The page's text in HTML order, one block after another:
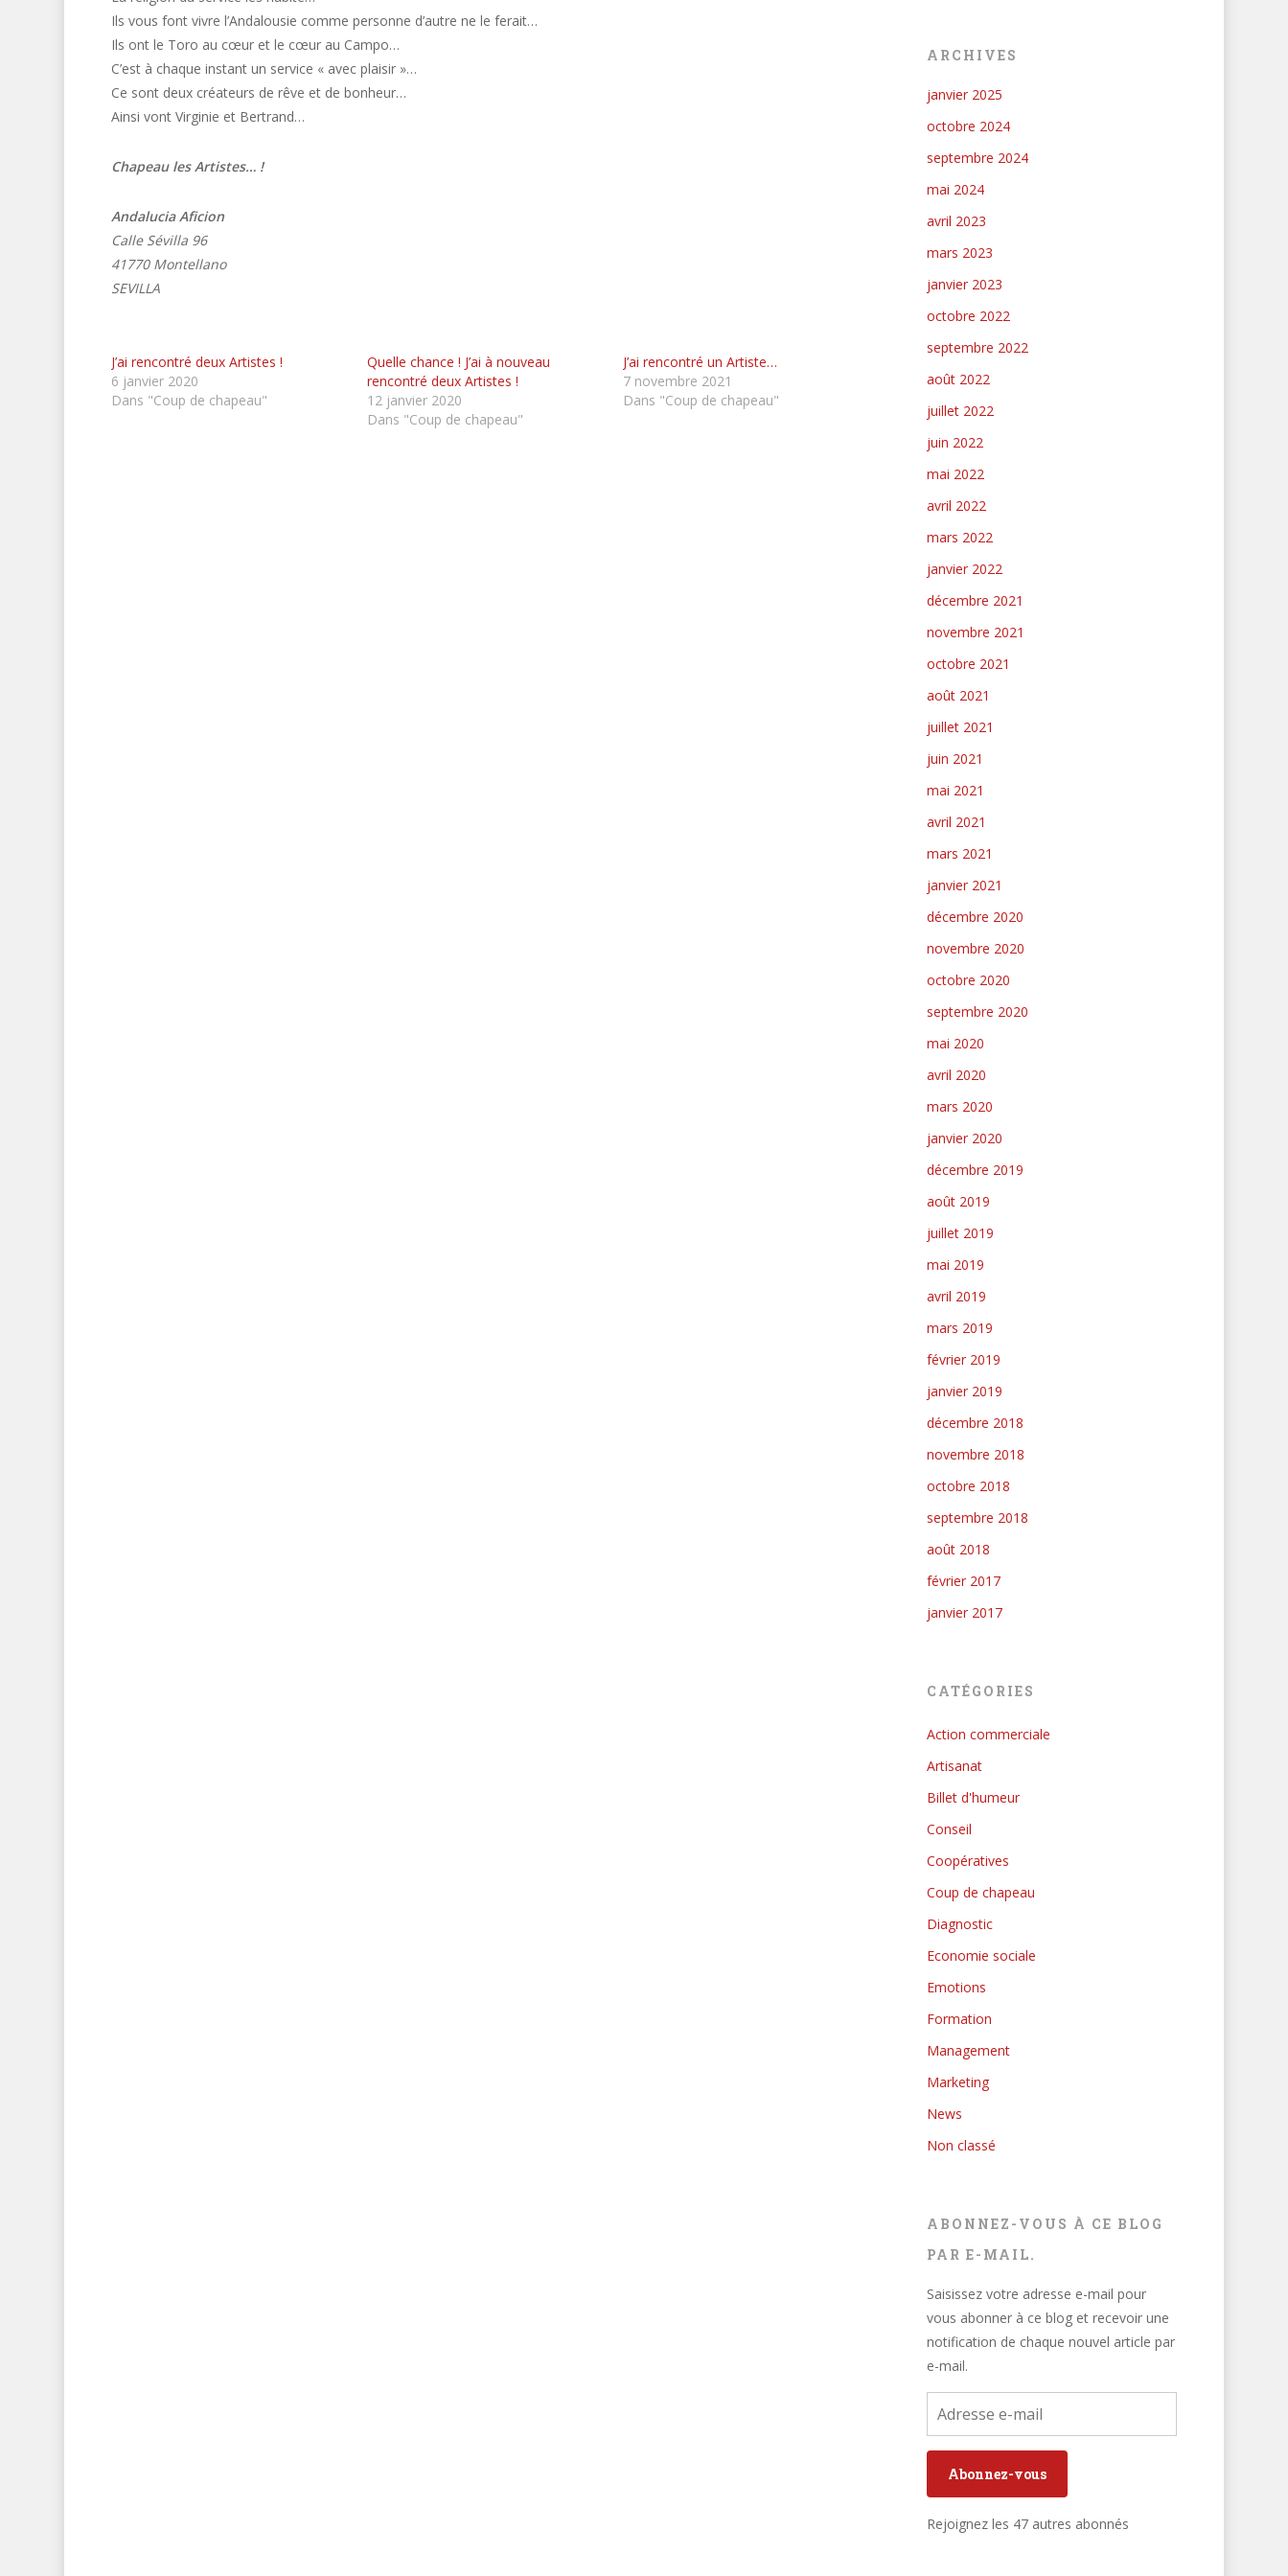
Ils vous font vivre l’Andalousie comme personne d’autre ne le ferait…
Ils ont le Toro au cœur et le cœur au Campo…
C’est à chaque instant un service « avec plaisir »…
Ce sont deux créateurs de rêve et de bonheur…
Ainsi vont Virginie et Bertrand…
Chapeau les Artistes… !
Andalucia Aficion
Calle Sévilla 96
41770 Montellano
SEVILLA
J’ai rencontré deux Artistes !
6 janvier 2020
Dans "Coup de chapeau"
Quelle chance ! J’ai à nouveau
rencontré deux Artistes !
12 janvier 2020
Dans "Coup de chapeau"
J’ai rencontré un Artiste…
7 novembre 2021
Dans "Coup de chapeau"
ARCHIVES
janvier 2025
octobre 2024
septembre 2024
mai 2024
avril 2023
mars 2023
janvier 2023
octobre 2022
septembre 2022
août 2022
juillet 2022
juin 2022
mai 2022
avril 2022
mars 2022
janvier 2022
décembre 2021
novembre 2021
octobre 2021
août 2021
juillet 2021
juin 2021
mai 2021
avril 2021
mars 2021
janvier 2021
décembre 2020
novembre 2020
octobre 2020
septembre 2020
mai 2020
avril 2020
mars 2020
janvier 2020
décembre 2019
août 2019
juillet 2019
mai 2019
avril 2019
mars 2019
février 2019
janvier 2019
décembre 2018
novembre 2018
octobre 2018
septembre 2018
août 2018
février 2017
janvier 2017
CATÉGORIES
Action commerciale
Artisanat
Billet d'humeur
Conseil
Coopératives
Coup de chapeau
Diagnostic
Economie sociale
Emotions
Formation
Management
Marketing
News
Non classé
ABONNEZ-VOUS À CE BLOG
PAR E-MAIL.
Saisissez votre adresse e-mail pour
vous abonner à ce blog et recevoir une
notification de chaque nouvel article par
e-mail.
mail
Abonnez-vous
Rejoignez les 47 autres abonnés